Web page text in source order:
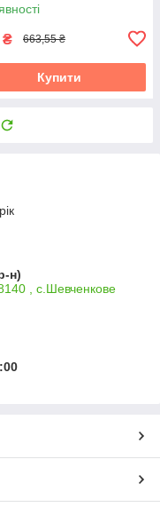
₴ 663,55 ₴
Купити
н)
, с.Шевченкове